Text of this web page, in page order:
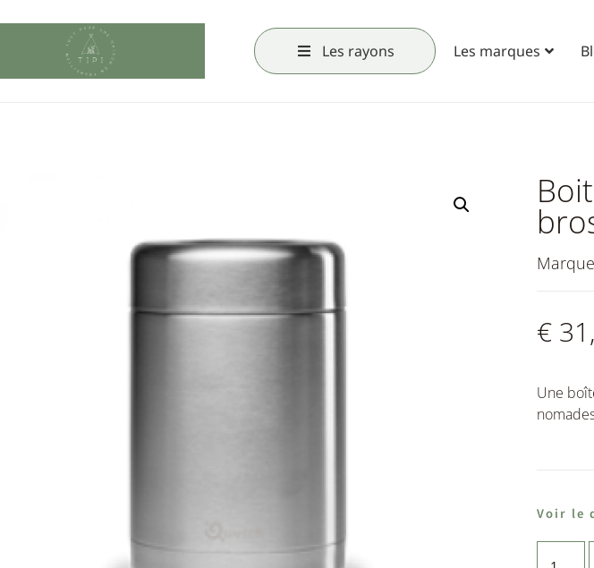
Les rayons Les marques
€
Une
Voir le